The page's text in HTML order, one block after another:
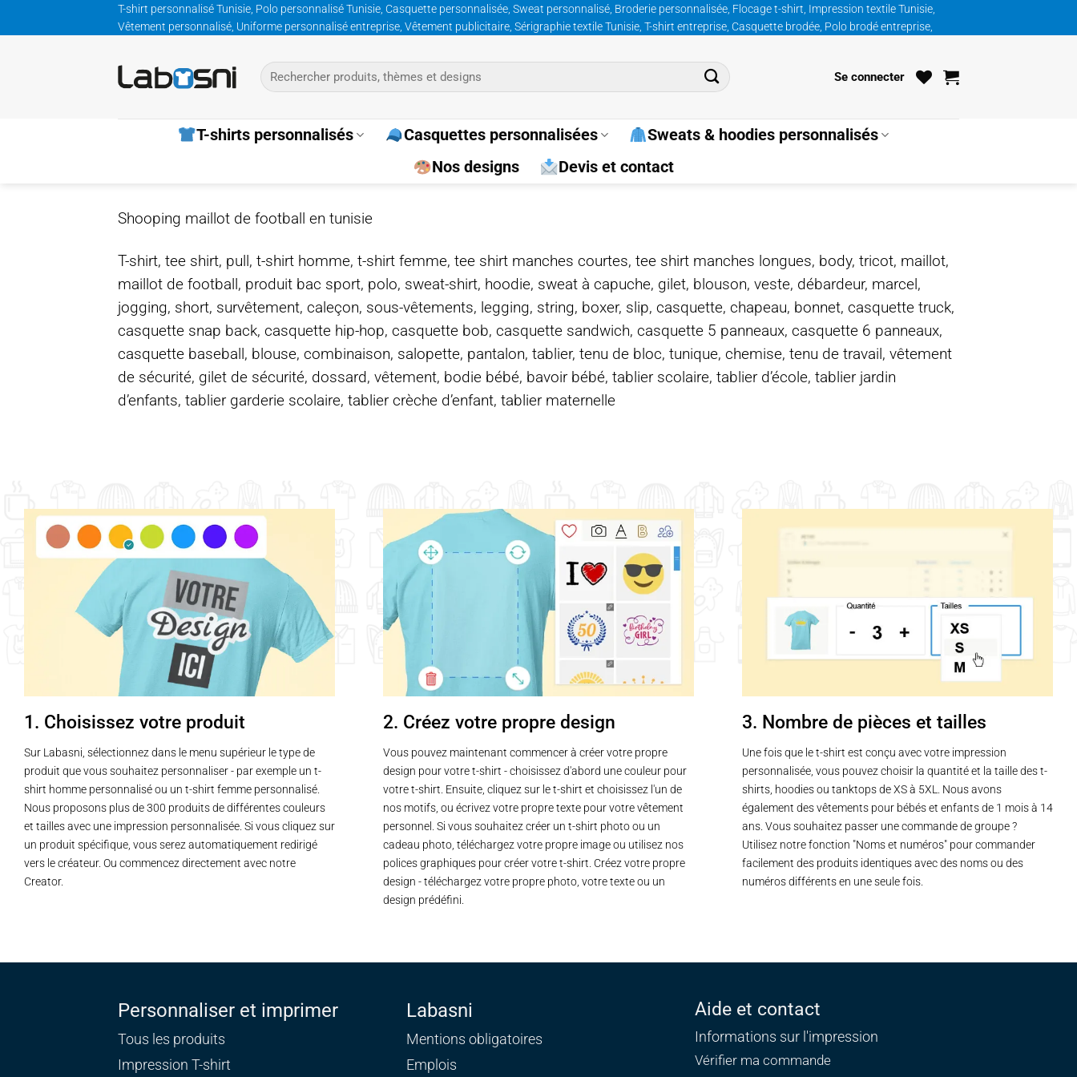
au
T-shirt personnalisé Tunisie, Polo personnalisé Tunisie, Casquette personnalisée, Sweat personnalisé, Broderie personnalisée, Flocage t-shirt, Impression textile Tunisie,
Vêtement personnalisé, Uniforme personnalisé entreprise, Vêtement publicitaire, Sérigraphie textile Tunisie, T-shirt entreprise, Casquette brodée, Polo brodé entreprise,
Recherche
pour :
Se connecter
T-shirts personnalisés Casquettes personnalisées
Sweats & hoodies personnalisés
Nos designs
Devis et contact
Shooping maillot de football en tunisie
T-shirt, tee shirt, pull, t-shirt homme, t-shirt femme, tee shirt manches courtes, tee shirt manches longues, body, tricot, maillot,
maillot de football, produit bac sport, polo, sweat-shirt, hoodie, sweat à capuche, gilet, blouson, veste, débardeur, marcel,
jogging, short, survêtement, caleçon, sous-vêtements, legging, string, boxer, slip, casquette, chapeau, bonnet, casquette truck,
casquette snap back, casquette hip-hop, casquette bob, casquette sandwich, casquette 5 panneaux, casquette 6 panneaux,
casquette baseball, blouse, combinaison, salopette, pantalon, tablier, tenu de bloc, tunique, chemise, tenu de travail, vêtement
de sécurité, gilet de sécurité, dossard, vêtement, bodie bébé, bavoir bébé, tablier scolaire, tablier d’école, tablier jardin
d’enfants, tablier garderie scolaire, tablier crèche d’enfant, tablier maternelle
1. Choisissez votre produit
Sur Labasni, sélectionnez dans le menu supérieur le type de
produit que vous souhaitez personnaliser - par exemple un t-
shirt homme personnalisé ou un t-shirt femme personnalisé.
Nous proposons plus de 300 produits de différentes couleurs
et tailles avec une impression personnalisée. Si vous cliquez sur
un produit spécifique, vous serez automatiquement redirigé
vers le créateur. Ou commencez directement avec notre
Creator.
2. Créez votre propre design
Vous pouvez maintenant commencer à créer votre propre
design pour votre t-shirt - choisissez d'abord une couleur pour
votre t-shirt. Ensuite, cliquez sur le t-shirt et choisissez l'un de
nos motifs, ou écrivez votre propre texte pour votre vêtement
personnel. Si vous souhaitez créer un t-shirt photo ou un
cadeau photo, téléchargez votre propre image ou utilisez nos
polices graphiques pour créer votre t-shirt. Créez votre propre
design - téléchargez votre propre photo, votre texte ou un
design prédéfini.
3. Nombre de pièces et tailles
Une fois que le t-shirt est conçu avec votre impression
personnalisée, vous pouvez choisir la quantité et la taille des t-
shirts, hoodies ou tanktops de XS à 5XL. Nous avons
également des vêtements pour bébés et enfants de 1 mois à 14
ans. Vous souhaitez passer une commande de groupe ?
Utilisez notre fonction "Noms et numéros" pour commander
facilement des produits identiques avec des noms ou des
numéros différents en une seule fois.
Personnaliser et imprimer
Tous les produits
Impression T-shirt
Labasni
Mentions obligatoires
Emplois
Aide et contact
Informations sur l'impression
Vérifier ma commande